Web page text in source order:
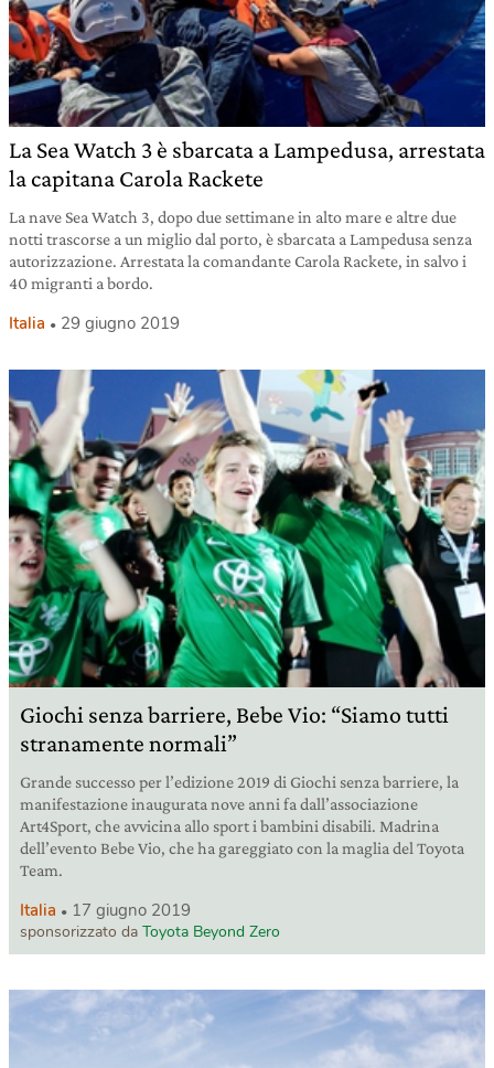
La Sea Watch 3 è sbarcata a Lampedusa, arrestata
la capitana Carola Rackete
La nave Sea Watch 3, dopo due settimane in alto mare e altre due
notti trascorse a un miglio dal porto, è sbarcata a Lampedusa senza
autorizzazione. Arrestata la comandante Carola Rackete, in salvo i
40 migranti a bordo.
Italia 29 giugno 2019
Giochi senza barriere, Bebe Vio: “Siamo tutti
stranamente normali”
Grande successo per l’edizione 2019 di Giochi senza barriere, la
manifestazione inaugurata nove anni fa dall’associazione
Art4Sport, che avvicina allo sport i bambini disabili. Madrina
dell’evento Bebe Vio, che ha gareggiato con la maglia del Toyota
Team.
Italia 17 giugno 2019
sponsorizzato da Toyota Beyond Zero